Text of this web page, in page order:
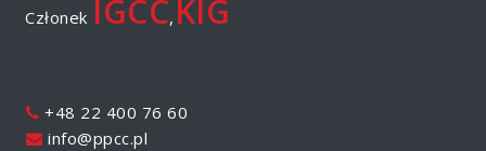
Członek IGCC, KIG
+48 22 400 76 60
info@ppcc.pl